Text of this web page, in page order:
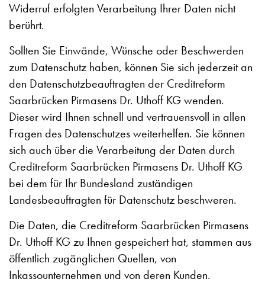
Widerruf erfolgten Verarbeitung Ihrer Daten nicht
berührt.
Sollten Sie Einwände, Wünsche oder Beschwerden
zum Datenschutz haben, können Sie sich jederzeit an
den Datenschutzbeauftragten der Creditreform
Saarbrücken Pirmasens Dr. Uthoff KG wenden.
Dieser wird Ihnen schnell und vertrauensvoll in allen
Fragen des Datenschutzes weiterhelfen. Sie können
sich auch über die Verarbeitung der Daten durch
Creditreform Saarbrücken Pirmasens Dr. Uthoff KG
bei dem für Ihr Bundesland zuständigen
Landesbeauftragten für Datenschutz beschweren.
Die Daten, die Creditreform Saarbrücken Pirmasens
Dr. Uthoff KG zu Ihnen gespeichert hat, stammen aus
öffentlich zugänglichen Quellen, von
Inkassounternehmen und von deren Kunden.